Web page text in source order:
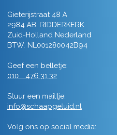
Gieterijstraat 48 A
2984 AB RIDDERKERK
Zuid-Holland Nederland
BTW: NL001280042B94
Geef een belletje:
010 - 476 31 32
Stuur een mailtje:
info@schaapgeluid.nl
Volg ons op social media: